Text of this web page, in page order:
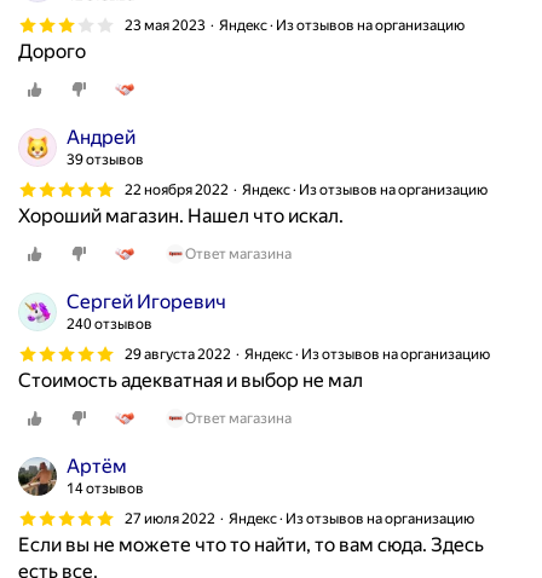
23 мая 2023
Яндекс · Из отзывов на организацию
Дорого
Андрей
39 отзывов
22 ноября 2022
Яндекс · Из отзывов на организацию
Хороший магазин. Нашел что искал.
Ответ магазина
Сергей Игоревич
240 отзывов
29 августа 2022
Яндекс · Из отзывов на организацию
Стоимость адекватная и выбор не мал
Ответ магазина
Артём
14 отзывов
27 июля 2022
Яндекс · Из отзывов на организацию
Если вы не можете что то найти, то вам сюда. Здесь
есть все.